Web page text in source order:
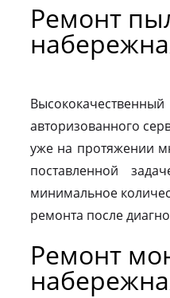
Ремонт
авторизованного
уже на протяжении
поставленной
минимальное
ремонта после
Ремонт